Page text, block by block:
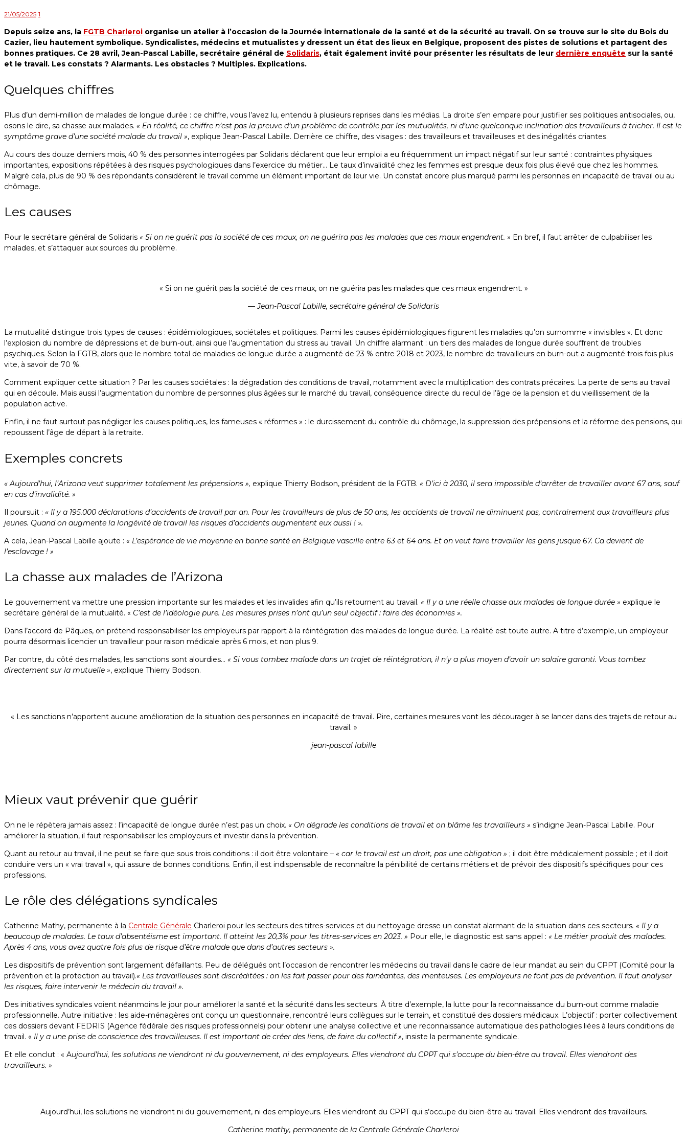
21/05/2025 1
Depuis seize ans, la FGTB Charleroi organise un atelier à l’occasion de la Journée internationale de la santé et de la sécurité au travail. On se trouve sur le site du Bois du
Cazier, lieu hautement symbolique. Syndicalistes, médecins et mutualistes y dressent un état des lieux en Belgique, proposent des pistes de solutions et partagent des
bonnes pratiques. Ce 28 avril, Jean-Pascal Labille, secrétaire général de Solidaris, était également invité pour présenter les résultats de leur dernière enquête sur la santé
et le travail. Les constats ? Alarmants. Les obstacles ? Multiples. Explications.
Quelques chiffres
Plus d’un demi-million de malades de longue durée : ce chiffre, vous l’avez lu, entendu à plusieurs reprises dans les médias. La droite s’en empare pour justifier ses politiques antisociales, ou,
osons le dire, sa chasse aux malades. « En réalité, ce chiffre n’est pas la preuve d’un problème de contrôle par les mutualités, ni d’une quelconque inclination des travailleurs à tricher. Il est le
symptôme grave d’une société malade du travail », explique Jean-Pascal Labille. Derrière ce chiffre, des visages : des travailleurs et travailleuses et des inégalités criantes.
Au cours des douze derniers mois, 40 % des personnes interrogées par Solidaris déclarent que leur emploi a eu fréquemment un impact négatif sur leur santé : contraintes physiques
importantes, expositions répétées à des risques psychologiques dans l’exercice du métier… Le taux d’invalidité chez les femmes est presque deux fois plus élevé que chez les hommes.
Malgré cela, plus de 90 % des répondants considèrent le travail comme un élément important de leur vie. Un constat encore plus marqué parmi les personnes en incapacité de travail ou au
chômage.
Les causes
Pour le secrétaire général de Solidaris « Si on ne guérit pas la société de ces maux, on ne guérira pas les malades que ces maux engendrent. » En bref, il faut arrêter de culpabiliser les
malades, et s’attaquer aux sources du problème.
« Si on ne guérit pas la société de ces maux, on ne guérira pas les malades que ces maux engendrent. »
— Jean-Pascal Labille, secrétaire général de Solidaris
La mutualité distingue trois types de causes : épidémiologiques, sociétales et politiques. Parmi les causes épidémiologiques figurent les maladies qu’on surnomme « invisibles ». Et donc
l’explosion du nombre de dépressions et de burn-out, ainsi que l’augmentation du stress au travail. Un chiffre alarmant : un tiers des malades de longue durée souffrent de troubles
psychiques. Selon la FGTB, alors que le nombre total de maladies de longue durée a augmenté de 23 % entre 2018 et 2023, le nombre de travailleurs en burn-out a augmenté trois fois plus
vite, à savoir de 70 %.
Comment expliquer cette situation ? Par les causes sociétales : la dégradation des conditions de travail, notamment avec la multiplication des contrats précaires. La perte de sens au travail
qui en découle. Mais aussi l’augmentation du nombre de personnes plus âgées sur le marché du travail, conséquence directe du recul de l’âge de la pension et du vieillissement de la
population active.
Enfin, il ne faut surtout pas négliger les causes politiques, les fameuses « réformes » : le durcissement du contrôle du chômage, la suppression des prépensions et la réforme des pensions, qui
repoussent l’âge de départ à la retraite.
Exemples concrets
« Aujourd’hui, l’Arizona veut supprimer totalement les prépensions », explique Thierry Bodson, président de la FGTB. « D’ici à 2030, il sera impossible d’arrêter de travailler avant 67 ans, sauf
en cas d’invalidité. »
Il poursuit : « Il y a 195.000 déclarations d’accidents de travail par an. Pour les travailleurs de plus de 50 ans, les accidents de travail ne diminuent pas, contrairement aux travailleurs plus
jeunes. Quand on augmente la longévité de travail les risques d’accidents augmentent eux aussi ! ».
A cela, Jean-Pascal Labille ajoute : « L’espérance de vie moyenne en bonne santé en Belgique vascille entre 63 et 64 ans. Et on veut faire travailler les gens jusque 67. Ca devient de
l’esclavage ! »
La chasse aux malades de l’Arizona
Le gouvernement va mettre une pression importante sur les malades et les invalides afin qu’ils retournent au travail. « Il y a une réelle chasse aux malades de longue durée » explique le
secrétaire général de la mutualité. « C’est de l’idéologie pure. Les mesures prises n’ont qu’un seul objectif : faire des économies ».
Dans l’accord de Pâques, on prétend responsabiliser les employeurs par rapport à la réintégration des malades de longue durée. La réalité est toute autre. A titre d’exemple, un employeur
pourra désormais licencier un travailleur pour raison médicale après 6 mois, et non plus 9.
Par contre, du côté des malades, les sanctions sont alourdies… « Si vous tombez malade dans un trajet de réintégration, il n’y a plus moyen d’avoir un salaire garanti. Vous tombez
directement sur la mutuelle », explique Thierry Bodson.
« Les sanctions n’apportent aucune amélioration de la situation des personnes en incapacité de travail. Pire, certaines mesures vont les décourager à se lancer dans des trajets de retour au
travail. »
jean-pascal labille
Mieux vaut prévenir que guérir
On ne le répètera jamais assez : l’incapacité de longue durée n’est pas un choix. « On dégrade les conditions de travail et on blâme les travailleurs » s’indigne Jean-Pascal Labille. Pour
améliorer la situation, il faut responsabiliser les employeurs et investir dans la prévention.
Quant au retour au travail, il ne peut se faire que sous trois conditions : il doit être volontaire – « car le travail est un droit, pas une obligation » ; il doit être médicalement possible ; et il doit
conduire vers un « vrai travail », qui assure de bonnes conditions. Enfin, il est indispensable de reconnaître la pénibilité de certains métiers et de prévoir des dispositifs spécifiques pour ces
professions.
Le rôle des délégations syndicales
Catherine Mathy, permanente à la Centrale Générale Charleroi pour les secteurs des titres-services et du nettoyage dresse un constat alarmant de la situation dans ces secteurs. « Il y a
beaucoup de malades. Le taux d’absentéisme est important. Il atteint les 20,3% pour les titres-services en 2023. » Pour elle, le diagnostic est sans appel : « Le métier produit des malades.
Après 4 ans, vous avez quatre fois plus de risque d’être malade que dans d’autres secteurs ».
Les dispositifs de prévention sont largement défaillants. Peu de délégués ont l’occasion de rencontrer les médecins du travail dans le cadre de leur mandat au sein du CPPT (Comité pour la
prévention et la protection au travail).« Les travailleuses sont discréditées : on les fait passer pour des fainéantes, des menteuses. Les employeurs ne font pas de prévention. Il faut analyser
les risques, faire intervenir le médecin du travail ».
Des initiatives syndicales voient néanmoins le jour pour améliorer la santé et la sécurité dans les secteurs. À titre d’exemple, la lutte pour la reconnaissance du burn-out comme maladie
professionnelle. Autre initiative : les aide-ménagères ont conçu un questionnaire, rencontré leurs collègues sur le terrain, et constitué des dossiers médicaux. L’objectif : porter collectivement
ces dossiers devant FEDRIS (Agence fédérale des risques professionnels) pour obtenir une analyse collective et une reconnaissance automatique des pathologies liées à leurs conditions de
travail. « Il y a une prise de conscience des travailleuses. Il est important de créer des liens, de faire du collectif », insiste la permanente syndicale.
Et elle conclut : « Aujourd’hui, les solutions ne viendront ni du gouvernement, ni des employeurs. Elles viendront du CPPT qui s’occupe du bien-être au travail. Elles viendront des
travailleurs. »
Aujourd’hui, les solutions ne viendront ni du gouvernement, ni des employeurs. Elles viendront du CPPT qui s’occupe du bien-être au travail. Elles viendront des travailleurs.
Catherine mathy, permanente de la Centrale Générale Charleroi